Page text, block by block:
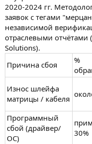
2020-2024 гг.
заявок с тегами
независимой
отраслевыми отчётами
Solutions).
Причина сбоя
%
Износ шлейфа
матрицы / кабеля
Программный
сбой (драйвер/
ОС)
30%